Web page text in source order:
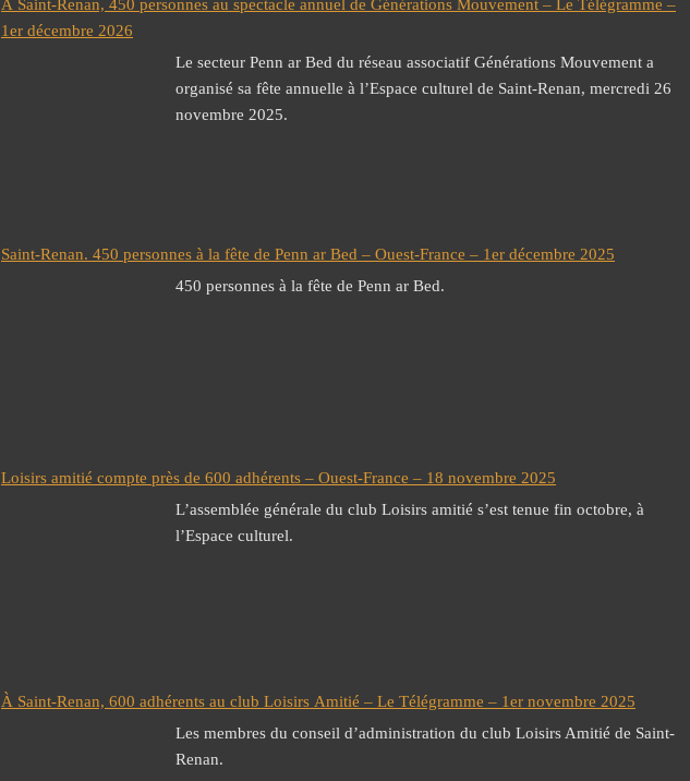
À Saint-Renan, 450 personnes au spectacle annuel de Générations Mouvement – Le Télégramme –
1er décembre 2026
Le secteur Penn ar Bed du réseau associatif Générations Mouvement a
organisé sa fête annuelle à l’Espace culturel de Saint-Renan, mercredi 26
novembre 2025.
Saint-Renan. 450 personnes à la fête de Penn ar Bed – Ouest-France – 1er décembre 2025
450 personnes à la fête de Penn ar Bed.
Loisirs amitié compte près de 600 adhérents – Ouest-France – 18 novembre 2025
L’assemblée générale du club Loisirs amitié s’est tenue fin octobre, à
l’Espace culturel.
À Saint-Renan, 600 adhérents au club Loisirs Amitié – Le Télégramme – 1er novembre 2025
Les membres du conseil d’administration du club Loisirs Amitié de Saint-
Renan.